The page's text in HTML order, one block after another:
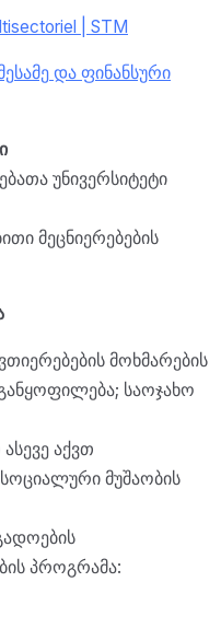
| STM
და ფინანსური
უნივერსიტეტი
მეცნიერებების
მოხმარების
საოჯახო
აქვთ
მუშაობის
პროგრამა: